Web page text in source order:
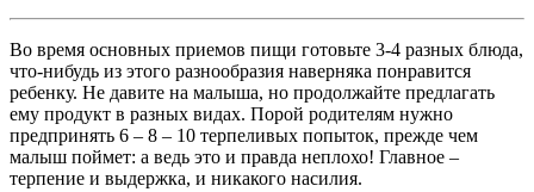
Во время основных приемов пищи готовьте 3-4 разных блюда,
что-нибудь из этого разнообразия наверняка понравится
ребенку. Не давите на малыша, но продолжайте предлагать
ему продукт в разных видах. Порой родителям нужно
предпринять 6 – 8 – 10 терпеливых попыток, прежде чем
малыш поймет: а ведь это и правда неплохо! Главное –
терпение и выдержка, и никакого насилия.